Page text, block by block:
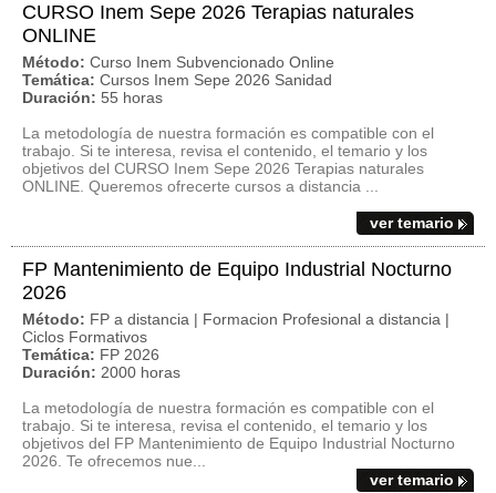
CURSO Inem Sepe 2026 Terapias naturales
ONLINE
Método: Curso Inem Subvencionado Online
Temática: Cursos Inem Sepe 2026 Sanidad
Duración: 55 horas
La metodología de nuestra formación es compatible con el
trabajo. Si te interesa, revisa el contenido, el temario y los
objetivos del CURSO Inem Sepe 2026 Terapias naturales
ONLINE. Queremos ofrecerte cursos a distancia ...
ver temario
FP Mantenimiento de Equipo Industrial Nocturno
2026
Método: FP a distancia | Formacion Profesional a distancia |
Ciclos Formativos
Temática: FP 2026
Duración: 2000 horas
La metodología de nuestra formación es compatible con el
trabajo. Si te interesa, revisa el contenido, el temario y los
objetivos del FP Mantenimiento de Equipo Industrial Nocturno
2026. Te ofrecemos nue...
ver temario